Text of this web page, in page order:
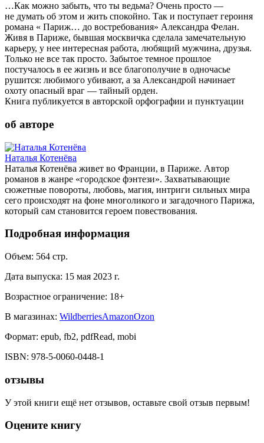
…Как можно забыть, что ты ведьма? Очень просто —
не думать об этом и жить спокойно. Так и поступает героиня
романа « Париж… до востребования» Александра Фелан.
Живя в Париже, бывшая москвичка сделала замечательную
карьеру, у нее интересная работа, любящий мужчина, друзья.
Только не все так просто. Забытое темное прошлое
постучалось в ее жизнь и все благополучие в одночасье
рушится: любимого убивают, а за Александрой начинает
охоту опасный враг — тайный орден.
Книга публикуется в авторской орфографии и пунктуации
об авторе
Наталья Котенёва
Наталья Котенёва живет во Франции, в Париже. Автор
романов в жанре «городское фэнтези». Захватывающие
сюжетные повороты, любовь, магия, интриги сильных мира
сего происходят на фоне многоликого и загадочного Парижа,
который сам становится героем повествования.
Подробная информация
Объем: 564 стр.
Дата выпуска: 15 мая 2023 г.
Возрастное ограничение: 18+
В магазинах: WildberriesAmazonOzon
Формат: epub, fb2, pdfRead, mobi
ISBN: 978-5-0060-0448-1
отзывы
У этой книги ещё нет отзывов, оставьте свой отзыв первым!
Оцените книгу